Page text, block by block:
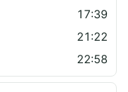
17:39
21:22
22:58